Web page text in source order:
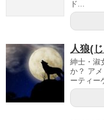
ド...
人狼(
紳士・淑
か？ ア
ーティー